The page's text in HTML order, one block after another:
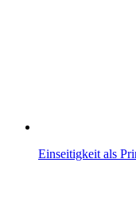
Einseitigkeit als